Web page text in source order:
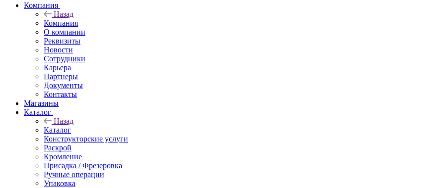
Компания
Назад
Компания
О компании
Реквизиты
Новости
Сотрудники
Карьера
Партнеры
Документы
Контакты
Магазины
Каталог
Назад
Каталог
Конструкторские услуги
Раскрой
Кромление
Присадка / Фрезеровка
Ручные операции
Упаковка